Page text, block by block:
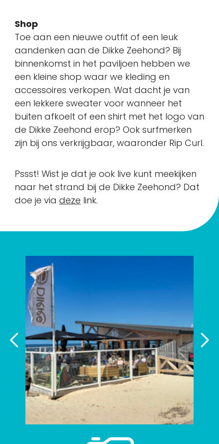
Shop
Toe aan een nieuwe outfit of een leuk
aandenken aan de Dikke Zeehond? Bij
binnenkomst in het paviljoen hebben we
een kleine shop waar we kleding en
accessoires verkopen. Wat dacht je van
een lekkere sweater voor wanneer het
buiten afkoelt of een shirt met het logo van
de Dikke Zeehond erop? Ook surfmerken
zijn bij ons verkrijgbaar, waaronder Rip Curl.
Pssst! Wist je dat je ook live kunt meekijken
naar het strand bij de Dikke Zeehond? Dat
doe je via deze link.